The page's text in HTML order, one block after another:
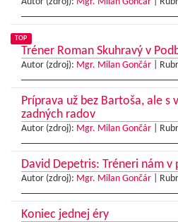
TOP
Tréner Roman Skuhravý v
Autor (zdroj): Mgr. Milan Gončár
Príprava už bez Bartoša, ale s
zadných radov
Autor (zdroj): Mgr. Milan Gončár
David Depetris: Tréneri nám
Autor (zdroj): Mgr. Milan Gončár
Koniec jednej éry